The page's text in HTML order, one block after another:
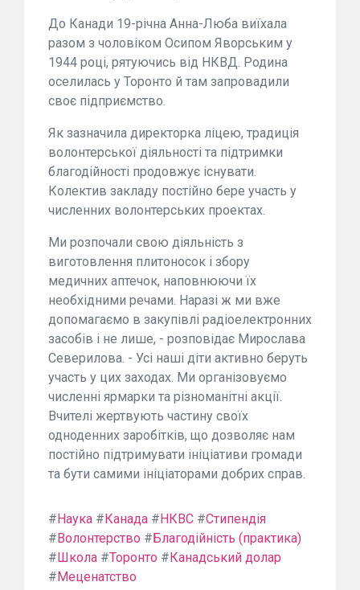
До Канади 19-річна Анна-Люба виїхала
разом з чоловіком Осипом Яворським у
1944 році, рятуючись від НКВД. Родина
оселилась у Торонто й там запровадили
своє підприємство.
Як зазначила директорка ліцею, традиція
волонтерської діяльності та підтримки
благодійності продовжує існувати.
Колектив закладу постійно бере участь у
численних волонтерських проектах.
Ми розпочали свою діяльність з
виготовлення плитоносок і збору
медичних аптечок, наповнюючи їх
необхідними речами. Наразі ж ми вже
допомагаємо в закупівлі радіоелектронних
засобів і не лише, - розповідає Мирослава
Северилова. - Усі наші діти активно беруть
участь у цих заходах. Ми організовуємо
численні ярмарки та різноманітні акції.
Вчителі жертвують частину своїх
одноденних заробітків, що дозволяє нам
постійно підтримувати ініціативи громади
та бути самими ініціаторами добрих справ.
#Наука #Канада #НКВС #Стипендія
#Волонтерство #Благодійність (практика)
#Школа #Торонто #Канадський долар
#Меценатство